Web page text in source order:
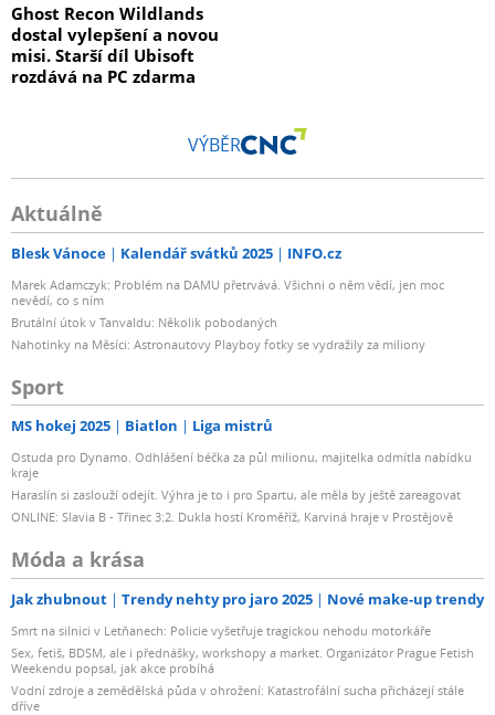
Ghost Recon Wildlands
dostal vylepšení a novou
misi. Starší díl Ubisoft
rozdává na PC zdarma
VÝBĚR
Aktuálně
Blesk Vánoce Kalendář svátků 2025 INFO.cz
Marek Adamczyk: Problém na DAMU přetrvává. Všichni o něm vědí, jen moc
nevědí, co s ním
Brutální útok v Tanvaldu: Několik pobodaných
Nahotinky na Měsíci: Astronautovy Playboy fotky se vydražily za miliony
Sport
MS hokej 2025 Biatlon Liga mistrů
Ostuda pro Dynamo. Odhlášení béčka za půl milionu, majitelka odmítla nabídku
kraje
Haraslín si zaslouží odejít. Výhra je to i pro Spartu, ale měla by ještě zareagovat
ONLINE: Slavia B - Třinec 3:2. Dukla hostí Kroměříž, Karviná hraje v Prostějově
Móda a krása
Jak zhubnout Trendy nehty pro jaro 2025 Nové make-up trendy
Smrt na silnici v Letňanech: Policie vyšetřuje tragickou nehodu motorkáře
Sex, fetiš, BDSM, ale i přednášky, workshopy a market. Organizátor Prague Fetish
Weekendu popsal, jak akce probíhá
Vodní zdroje a zemědělská půda v ohrožení: Katastrofální sucha přicházejí stále
dříve